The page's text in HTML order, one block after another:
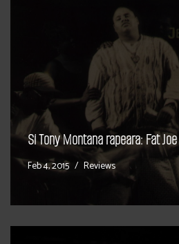
Si Tony Montana rapeara: Fat
Feb 4, 2015 Reviews